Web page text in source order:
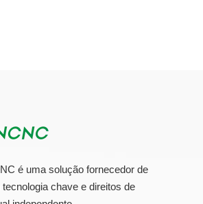
de 850W de lumina
é uma solução fornecedor de
chave e direitos de